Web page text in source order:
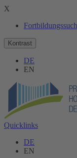
X
Kontrast
DE
EN
Quicklinks
DE
EN